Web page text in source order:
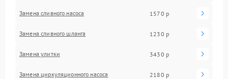
Замена сливного насоса 1570 р
Замена сливного шланга 1230 р
Замена улитки 3430 р
Замена циркуляционного насоса 2180 р